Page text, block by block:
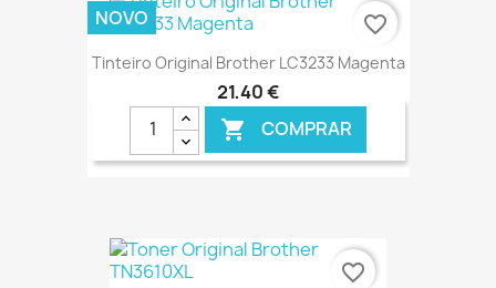
€ ONLINE
Tinteiro Original Brother LC3233 Magenta
21,40 €
 COMPRAR
NOVO favorite_border
favorite_border